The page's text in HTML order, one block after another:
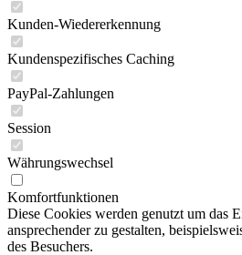
Kunden-Wiedererkennung
Kundenspezifisches Caching
PayPal-Zahlungen
Session
Währungswechsel
Komfortfunktionen
Diese Cookies werden genutzt um das
ansprechender zu gestalten,
des Besuchers.